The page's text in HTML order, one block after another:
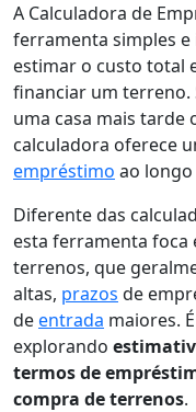
A Calculadora de
ferramenta simples e
estimar o custo total
financiar um terreno.
uma casa mais tarde
calculadora oferece
empréstimo ao
Diferente das
esta ferramenta foca
terrenos, que
altas, prazos de
deentrada maiores.
explorando
termos de
compra de terrenos.